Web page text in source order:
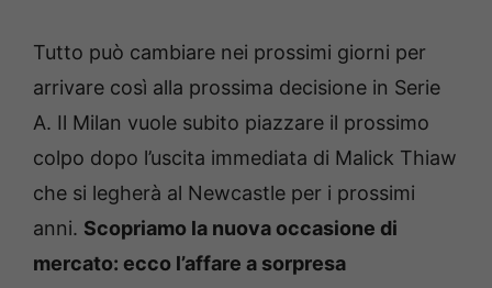
Tutto può cambiare nei prossimi giorni per
arrivare così alla prossima decisione in Serie
A. Il Milan vuole subito piazzare il prossimo
colpo dopo l’uscita immediata di Malick Thiaw
che si legherà al Newcastle per i prossimi
anni. Scopriamo la nuova occasione di
mercato: ecco l’affare a sorpresa